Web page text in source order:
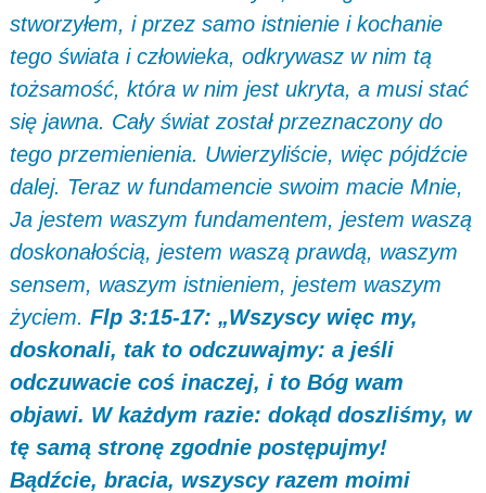
stworzyłem, i przez samo istnienie i kochanie
tego świata i człowieka, odkrywasz w nim tą
tożsamość, która w nim jest ukryta, a musi stać
się jawna. Cały świat został przeznaczony do
tego przemienienia. Uwierzyliście, więc pójdźcie
dalej. Teraz w fundamencie swoim macie Mnie,
Ja jestem waszym fundamentem, jestem waszą
doskonałością, jestem waszą prawdą, waszym
sensem, waszym istnieniem, jestem waszym
życiem. Flp 3:15-17: „Wszyscy więc my,
doskonali, tak to odczuwajmy: a jeśli
odczuwacie coś inaczej, i to Bóg wam
objawi. W każdym razie: dokąd doszliśmy, w
tę samą stronę zgodnie postępujmy!
Bądźcie, bracia, wszyscy razem moimi